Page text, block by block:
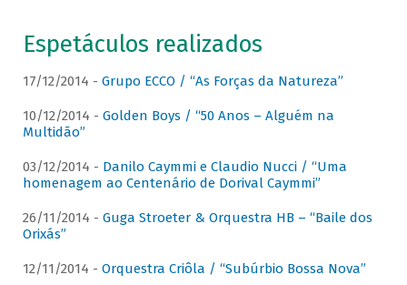
Espetáculos realizados
17/12/2014 - Grupo ECCO / “As Forças da Natureza”
10/12/2014 - Golden Boys / “50 Anos – Alguém na
Multidão”
03/12/2014 - Danilo Caymmi e Claudio Nucci / “Uma
homenagem ao Centenário de Dorival Caymmi”
26/11/2014 - Guga Stroeter & Orquestra HB – “Baile dos
Orixás”
12/11/2014 - Orquestra Criôla / “Subúrbio Bossa Nova”